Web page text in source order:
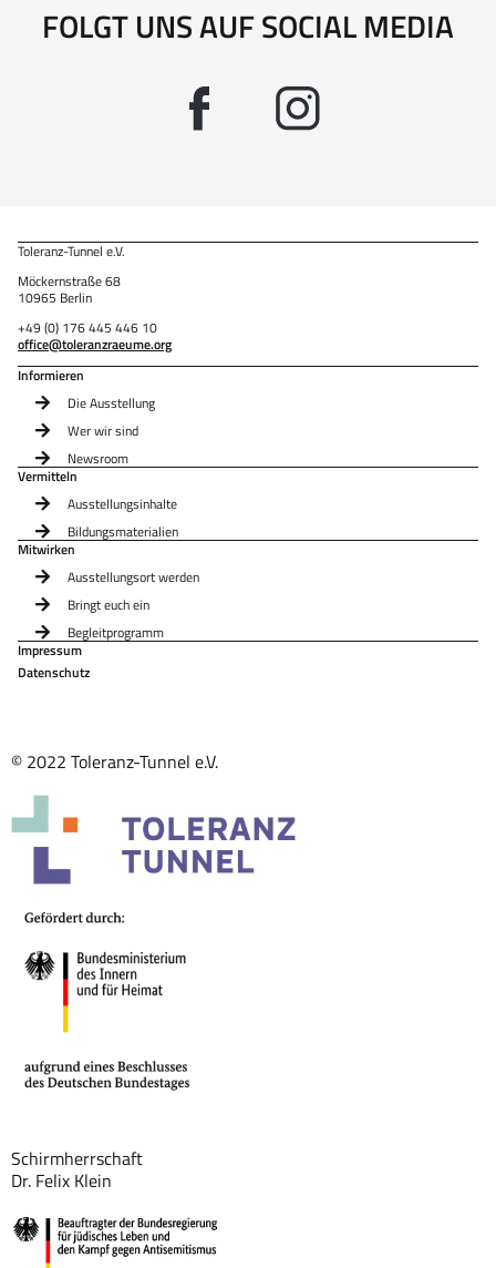
FOLGT UNS AUF SOCIAL MEDIA
Toleranz-Tunnel e.V.
Möckernstraße 68
10965 Berlin
+49 (0) 176 445 446 10
office@toleranzraeume.org
Informieren
Die Ausstellung
Wer wir sind
Newsroom
Vermitteln
Ausstellungsinhalte
Bildungsmaterialien
Mitwirken
Ausstellungsort werden
Bringt euch ein
Begleitprogramm
Impressum
Datenschutz
© 2022 Toleranz-Tunnel e.V.
Schirmherrschaft
Dr. Felix Klein